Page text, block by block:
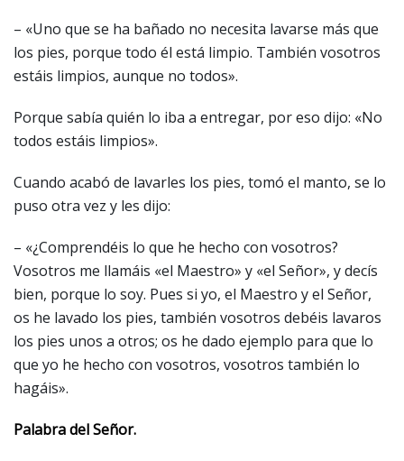
– «Uno que se ha bañado no necesita lavarse más que
los pies, porque todo él está limpio. También vosotros
estáis limpios, aunque no todos».
Porque sabía quién lo iba a entregar, por eso dijo: «No
todos estáis limpios».
Cuando acabó de lavarles los pies, tomó el manto, se lo
puso otra vez y les dijo:
– «¿Comprendéis lo que he hecho con vosotros?
Vosotros me llamáis «el Maestro» y «el Señor», y decís
bien, porque lo soy. Pues si yo, el Maestro y el Señor,
os he lavado los pies, también vosotros debéis lavaros
los pies unos a otros; os he dado ejemplo para que lo
que yo he hecho con vosotros, vosotros también lo
hagáis».
Palabra del Señor.